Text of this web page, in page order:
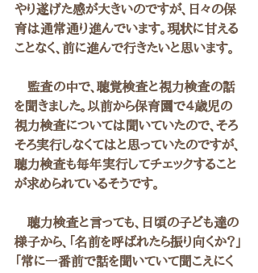
やり遂げた感が大きいのですが、日々の保
育は通常通り進んでいます。現状に甘える
ことなく、前に進んで行きたいと思います。
監査の中で、聴覚検査と視力検査の話
を聞きました。以前から保育園で４歳児の
視力検査については聞いていたので、そろ
そろ実行しなくてはと思っていたのですが、
聴力検査も毎年実行してチェックすること
が求められているそうです。
聴力検査と言っても、日頃の子ども達の
様子から、「名前を呼ばれたら振り向くか？」
「常に一番前で話を聞いていて聞こえにく